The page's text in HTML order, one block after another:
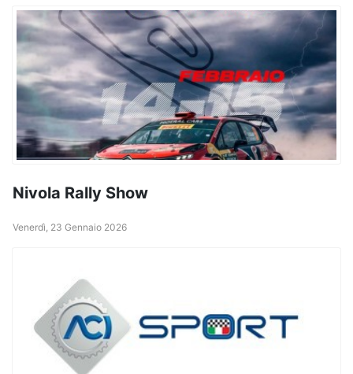
Nivola Rally Show
Venerdì, 23 Gennaio 2026